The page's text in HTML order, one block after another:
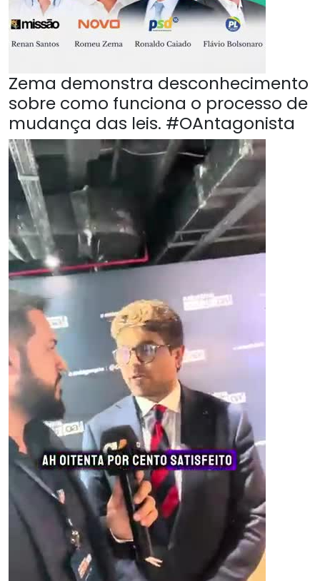
Zema demonstra desconhecimento
sobre como funciona o processo de
mudança das leis. #OAntagonista